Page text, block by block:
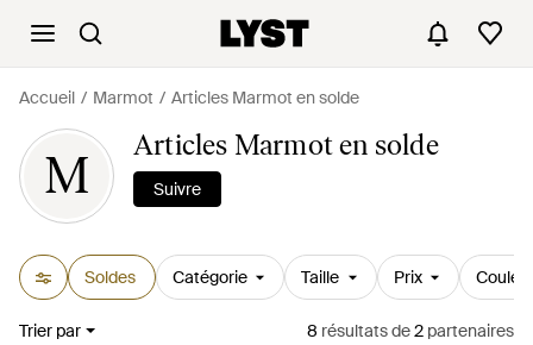
Accueil Marmot Articles Marmot en solde
M
Articles Marmot en solde
Suivre
Soldes Catégorie Taille Prix
Trier par 8 résultatsde2 partenaires